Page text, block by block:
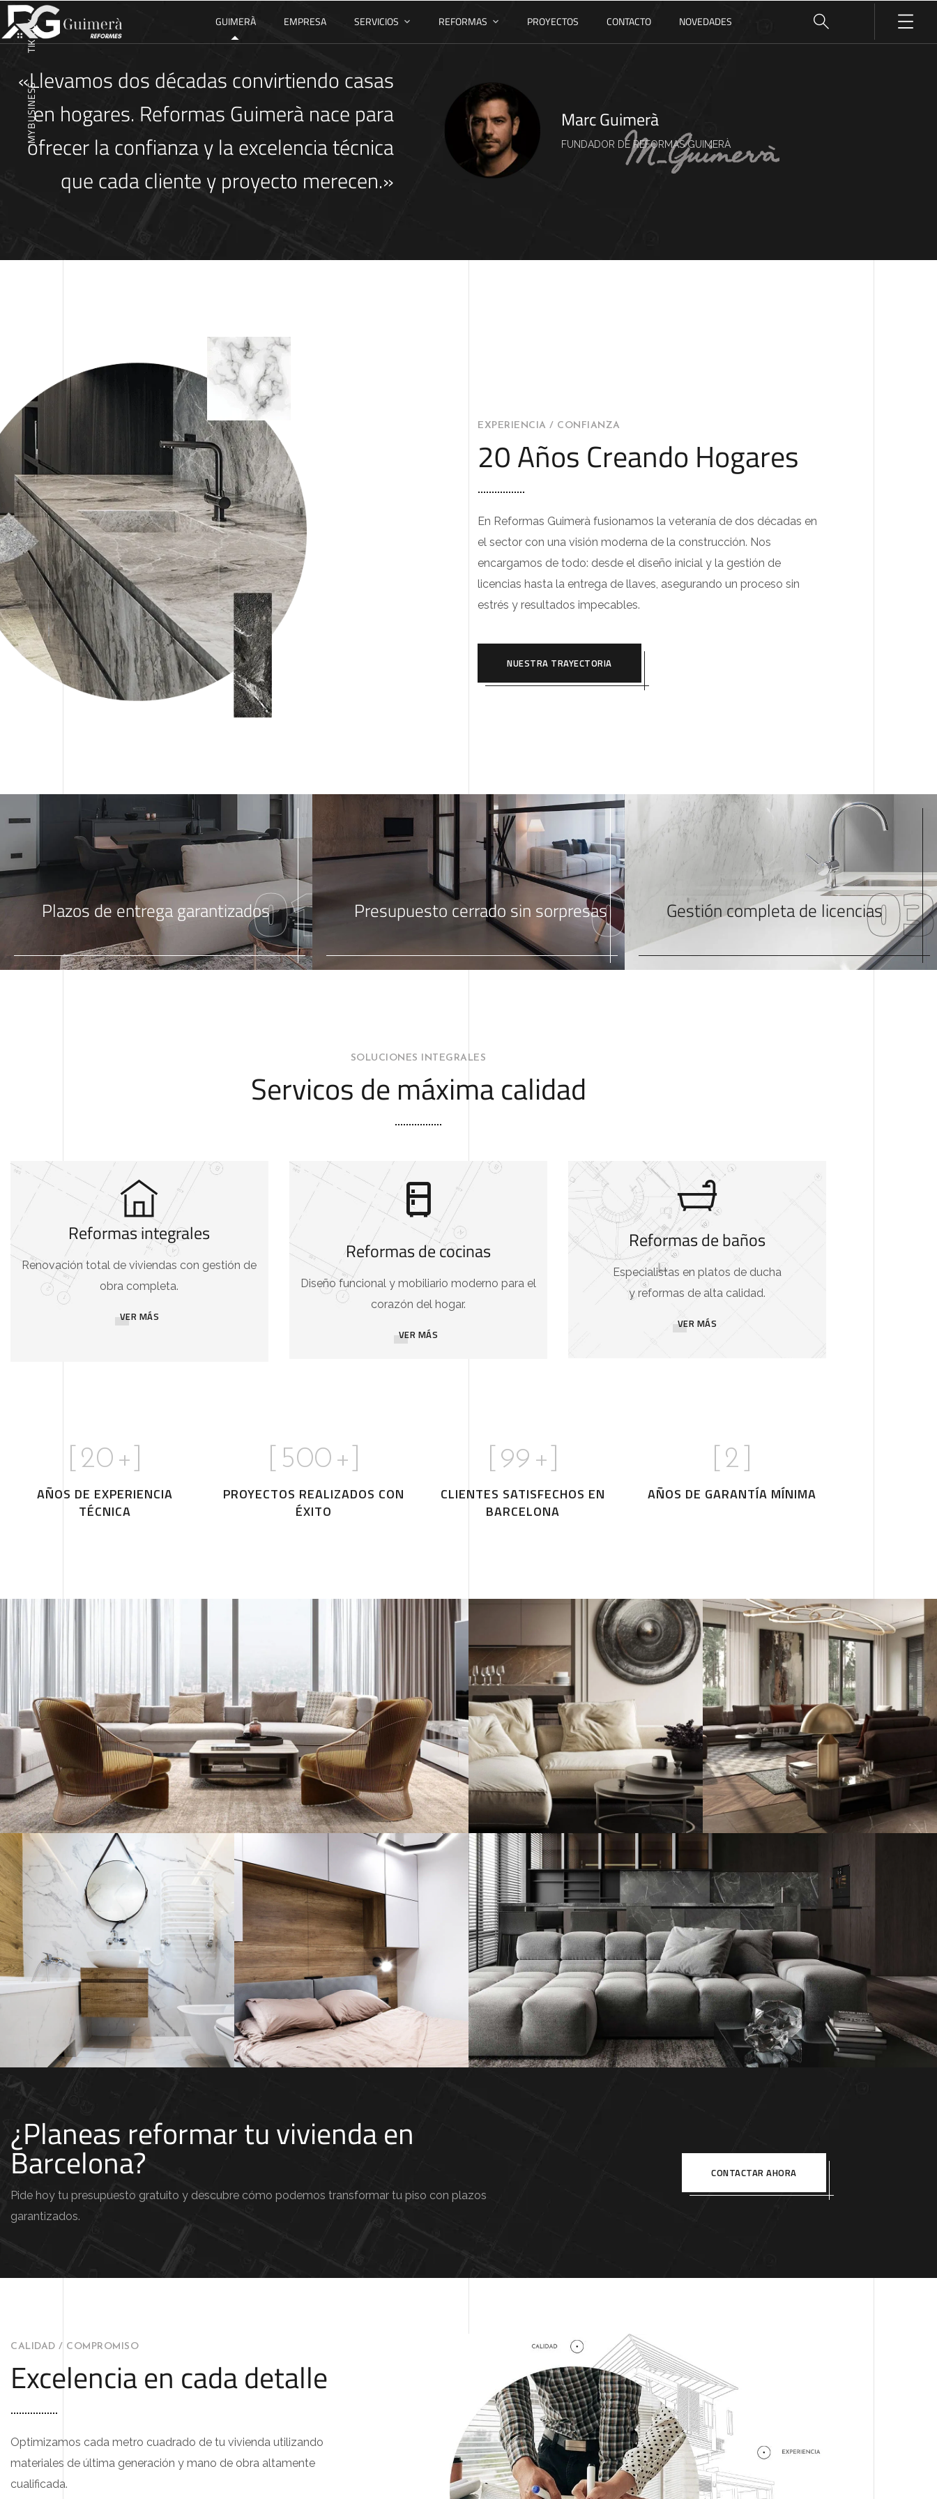
GUIMERÀ EMPRESA SERVICIOS REFORMAS PROYECTOS CONTACTO NOVEDADES
TIK TOK
MYBUSINESS
«Llevamos dos décadas convirtiendo casas
en hogares. Reformas Guimerà nace para
ofrecer la confianza y la excelencia técnica
que cada cliente y proyecto merecen.»
Marc Guimerà
FUNDADOR DE REFORMAS GUIMERÀ
EXPERIENCIA / CONFIANZA
20 Años Creando Hogares
En Reformas Guimerà fusionamos la veteranía de dos décadas en
el sector con una visión moderna de la construcción. Nos
encargamos de todo: desde el diseño inicial y la gestión de
licencias hasta la entrega de llaves, asegurando un proceso sin
estrés y resultados impecables.
NUESTRA TRAYECTORIA
Plazos de entrega garantizados01 Presupuesto cerrado sin sorpresas02 Gestión completa de licencias03
SOLUCIONES INTEGRALES
Servicos de máxima calidad
Reformas integrales
Renovación total de viviendas con gestión de
obra completa.
VER MÁS
Reformas de cocinas
Diseño funcional y mobiliario moderno para el
corazón del hogar.
VER MÁS
Reformas de baños
Especialistas en platos de ducha
y reformas de alta calidad.
VER MÁS
20 +]
AÑOS DE EXPERIENCIA
TÉCNICA
500 +]
PROYECTOS REALIZADOS CON
ÉXITO
99 +]
CLIENTES SATISFECHOS EN
BARCELONA
2
AÑOS DE GARANTÍA MÍNIMA
Reforma integral de salón moderno
GUIMERÀ
Reforma de salón comedor
en Barcelona
GUIMERÀ
Máximo confort en clave
contemporánea
GUIMERÀ
Spa urbano: la pureza del
mármol y la madera
GUIMERÀ
Minimalismo cálido en
espacios compactos
GUIMERÀ
La elegancia del negro: Modernidad y lujo integrado
GUIMERÀ
¿Planeas reformar tu vivienda en
Barcelona?
Pide hoy tu presupuesto gratuito y descubre cómo podemos transformar tu piso con plazos
garantizados.
CONTACTAR AHORA
CALIDAD / COMPROMISO
Excelencia en cada detalle
Optimizamos cada metro cuadrado de tu vivienda utilizando
materiales de última generación y mano de obra altamente
cualificada.